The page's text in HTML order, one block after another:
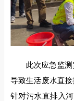
此次应急监
导致生活废水直
针对污水直排入